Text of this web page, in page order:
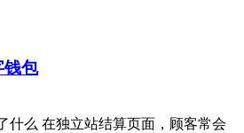
钱包
什么 在独立站结算页面，顾客常会